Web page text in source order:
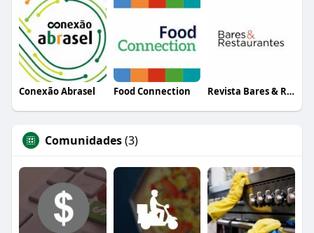
Conexão Abrasel Food Connection Revista Bares & Restaurantes
Comunidades(3)